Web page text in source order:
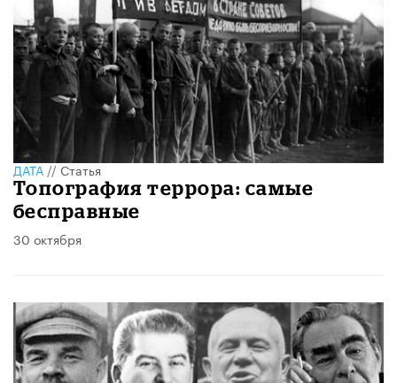
ДАТА//Статья
Топография террора: самые
бесправные
30 октября